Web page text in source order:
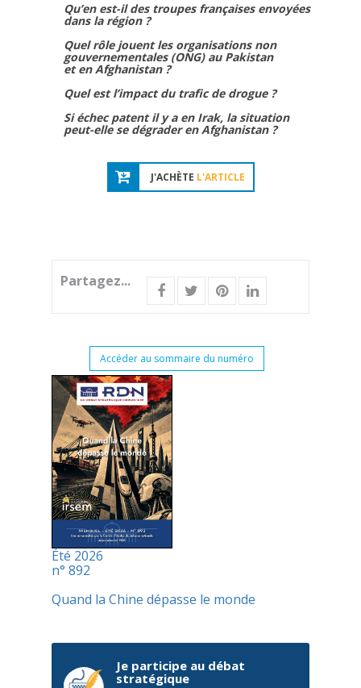
Qu’en est-il des troupes françaises envoyées
dans la région ?
Quel rôle jouent les organisations non
gouvernementales (ONG) au Pakistan
et en Afghanistan ?
Quel est l’impact du trafic de drogue ?
Si échec patent il y a en Irak, la situation
peut-elle se dégrader en Afghanistan ?
J'ACHÈTE L'ARTICLE
Partagez...
Accéder au sommaire du numéro
Été 2026
n° 892
Quand la Chine dépasse le monde
Je participe au débat
stratégique